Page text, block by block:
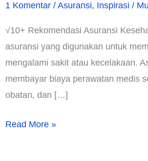
1 Komentar /Asuransi, Inspirasi /
√10+ Rekomendasi Asuransi
asuransi yang digunakan untuk
mengalami sakit atau kecelakaan.
membayar biaya perawatan medis
obatan, dan […]
√10+
Read More »